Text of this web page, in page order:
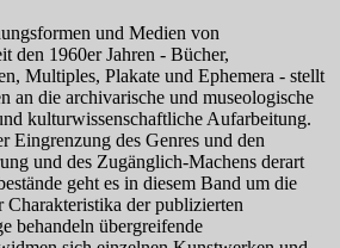
und Medien von
den 1960er Jahren - Bücher,
Multiples, Plakate und Ephemera - stellt
an die archivarische und museologische
kulturwissenschaftliche Aufarbeitung.
Eingrenzung des Genres und den
und des Zugänglich-Machens derart
geht es in diesem Band um die
Charakteristika der publizierten
behandeln übergreifende